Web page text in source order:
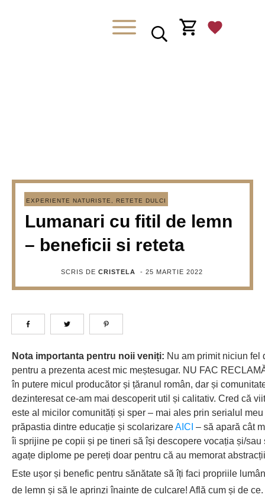
EXPERIENTE NATURISTE RETETE DULCI
Lumanari cu fitil de lemn
– beneficii si reteta
SCRIS DECRISTELA -25 MARTIE 2022
Nota importanta pentru noii veniți: Nu am primit niciun fel
pentru a prezenta acest mic meștesugar. NU FAC
în putere micul producător și țăranul român, dar și
dezinteresat ce-am mai descoperit util și calitativ. Cred că
este al micilor comunități și sper – mai ales prin serialul
prăpastia dintre educație și scolarizareAICI – să apară cât
îi sprijine pe copii și pe tineri să își descopere vocația și/sau
agațe diplome pe pereți doar pentru că au memorat
Este ușor și benefic pentru sănătate să îți faci propriile
de lemn și să le aprinzi înainte de culcare! Află cum și de